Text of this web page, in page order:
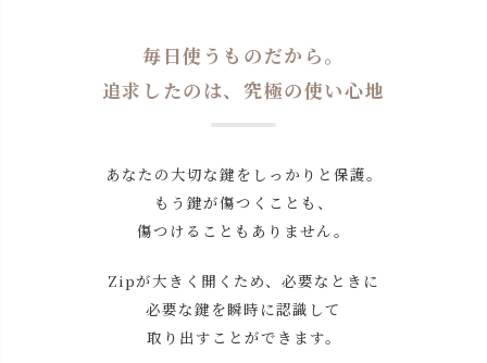
レッド：ブラックファスナ
ー
ブラック：ブラウンファス
毎日使うものだから。
追求したのは、究極の使い心地
あなたの大切な鍵をしっかりと保護。
もう鍵が傷つくことも、
傷つけることもありません。
Zipが大きく開くため、必要なときに
必要な鍵を瞬時に認識して
取り出すことができます。